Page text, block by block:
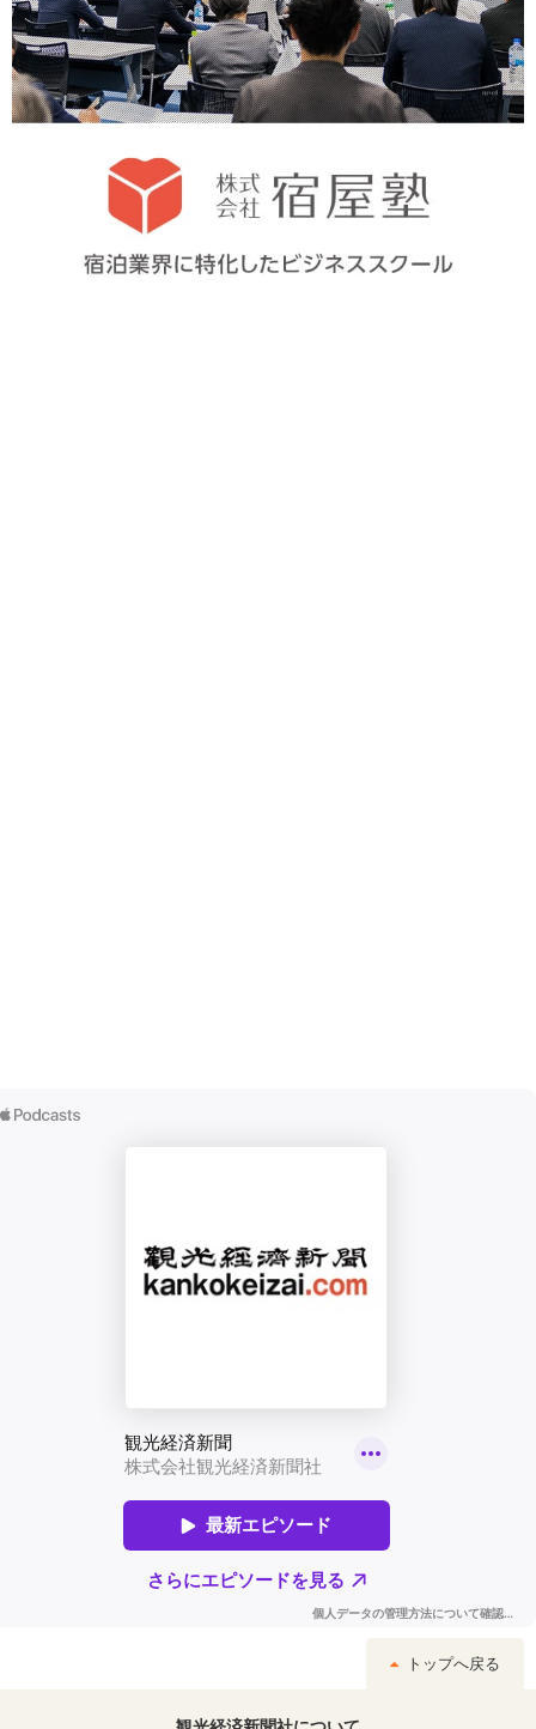
トップへ戻る